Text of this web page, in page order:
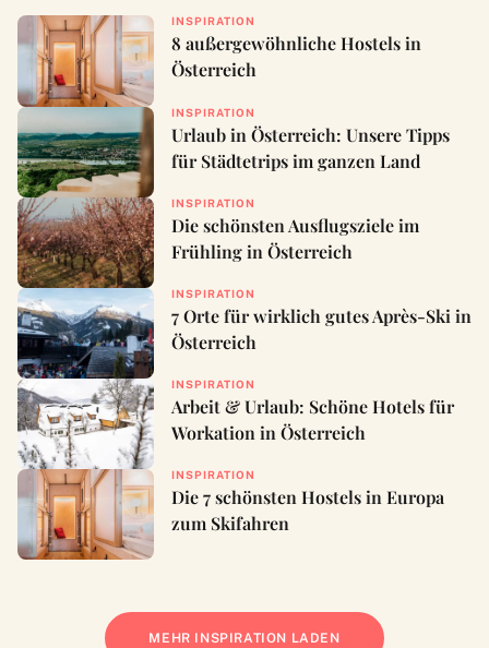
INSPIRATION
8 außergewöhnliche Hostels in
Österreich
INSPIRATION
Urlaub in Österreich: Unsere Tipps
für Städtetrips im ganzen Land
INSPIRATION
Die schönsten Ausflugsziele im
Frühling in Österreich
INSPIRATION
7 Orte für wirklich gutes Après-Ski in
Österreich
INSPIRATION
Arbeit & Urlaub: Schöne Hotels für
Workation in Österreich
INSPIRATION
Die 7 schönsten Hostels in Europa
zum Skifahren
MEHR INSPIRATION LADEN